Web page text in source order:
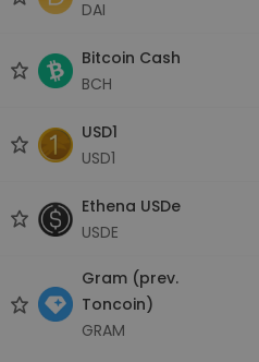
DAI
Bitcoin Cash
BCH
USD1
USD1
Ethena USDe
USDE
Gram (prev.
Toncoin)
GRAM